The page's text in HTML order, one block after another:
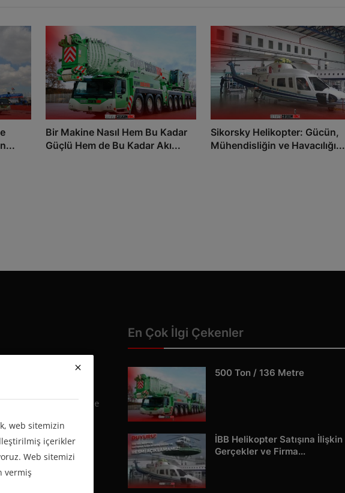
Bir Makine Nasıl Hem Bu Kadar
Güçlü Hem de Bu Kadar Akı...
Sikorsky Helikopter: Gücün,
Mühendisliğin ve Havacılığı...
Hakkınız! 1984’ten
araç filomuz ve
çözümlerinde
ve çevreye
güvenle
En Çok İlgi Çekenler
500 Ton / 136 Metre
İBB Helikopter Satışına İlişkin
Gerçekler ve Firma...
web sitemizin
içerikler
Web sitemizi
vermiş